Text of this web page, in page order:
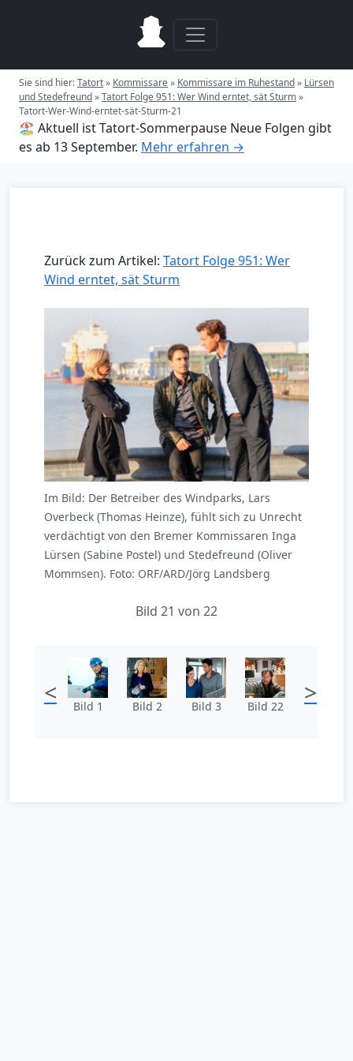
Sie sind hier:Tatort» Kommissare» Kommissare im Ruhestand» Lürsen
und Stedefreund»Tatort Folge 951: Wer Wind erntet, sät Sturm»
Tatort-Wer-Wind-erntet-sät-Sturm-21
🏖️ Aktuell ist Tatort-Sommerpause Neue Folgen gibt
es ab 13 September. Mehr erfahren →
Zurück zum Artikel: Tatort Folge 951: Wer
Wind erntet, sät Sturm
Im Bild: Der Betreiber des Windparks, Lars
Overbeck (Thomas Heinze), fühlt sich zu Unrecht
verdächtigt von den Bremer Kommissaren Inga
Lürsen (Sabine Postel) und Stedefreund (Oliver
Mommsen). Foto: ORF/ARD/Jörg Landsberg
Bild 21 von 22
< Bild 1 Bild 2 Bild 3 Bild 22 >